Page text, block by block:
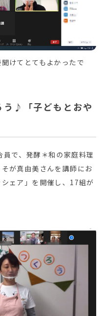
けてとてもよかったで
う♪「子どもとおや
で、発酵＊和の家庭料理
が真由美さんを講師にお
ェア」を開催し、17組が